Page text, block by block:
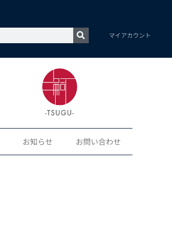
マイアカウント
お知らせ お問い合わせ